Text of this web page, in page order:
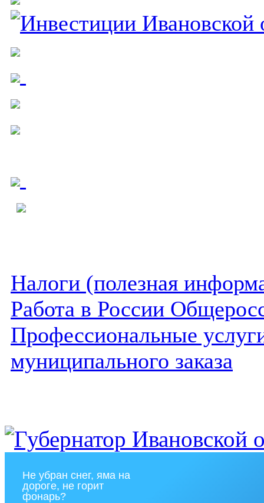
Налоги (полезная
Работа в России
Профессиональные
муниципального заказа
Не убран снег, яма на
дороге, не горит
фонарь?